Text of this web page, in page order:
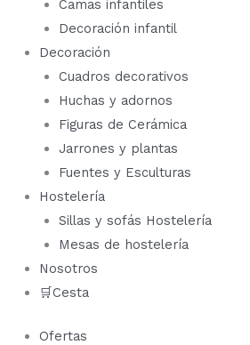
Camas infantiles
Decoración infantil
Decoración
Cuadros decorativos
Huchas y adornos
Figuras de Cerámica
Jarrones y plantas
Fuentes y Esculturas
Hostelería
Sillas y sofás Hostelería
Mesas de hostelería
Nosotros
🛒Cesta
Ofertas